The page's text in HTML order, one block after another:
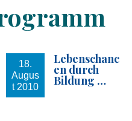
18.
Augus
t 2010
Lebenschanc
en durch
Bildung …